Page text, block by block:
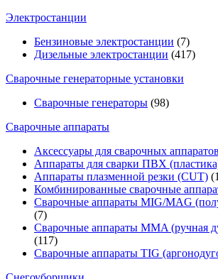
Электростанции
Бензиновые электростанции (7)
Дизельные электростанции (417)
Сварочные генераторные установки
Сварочные генераторы (98)
Сварочные аппараты
Аксессуары для сварочных аппаратов
Аппараты для сварки ПВХ
Аппараты плазменной резки (CUT)
Комбинированные сварочные
Сварочные аппараты MIG/MAG
(7)
Сварочные аппараты MMA (ручная
(117)
Сварочные аппараты TIG